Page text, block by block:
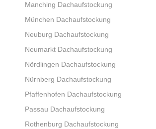
Manching Dachaufstockung
München Dachaufstockung
Neuburg Dachaufstockung
Neumarkt Dachaufstockung
Nördlingen Dachaufstockung
Nürnberg Dachaufstockung
Pfaffenhofen Dachaufstockung
Passau Dachaufstockung
Rothenburg Dachaufstockung